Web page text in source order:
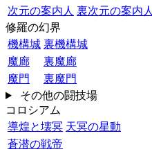
次元の案内人 裏次元の案内人
修羅の幻界
機構城 裏機構城
魔廊
裏魔廊
魔門
裏魔門
その他の闘技場
コロシアム
導煌と壊冥 天冥の星動
蒼潜の戦帝